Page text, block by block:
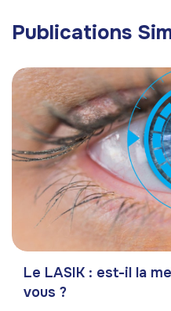
Publications
Le LASIK : est-il la
vous ?